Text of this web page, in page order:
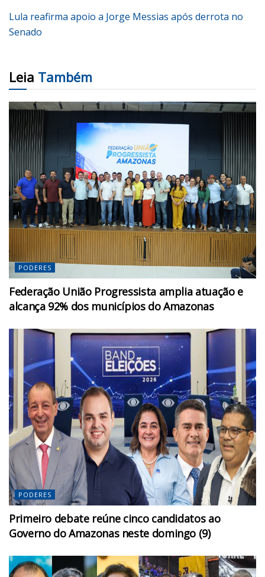
Lula reafirma apoio a Jorge Messias após derrota no
Senado
Leia Também
PODERES
Federação União Progressista amplia atuação e
alcança 92% dos municípios do Amazonas
PODERES
Primeiro debate reúne cinco candidatos ao
Governo do Amazonas neste domingo (9)